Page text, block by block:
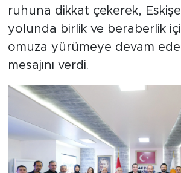
ruhuna dikkat çekerek,
yolunda birlik ve beraberlik
omuza yürümeye devam
mesajını verdi.